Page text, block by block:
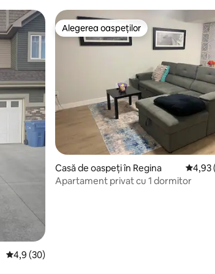
Scor mediu de 4,9 din 5, 30 recenzii
4,9 (30)
Alegerea oaspeților
Alegerea oaspeților
Casă de oaspeți în Regina Scor
4,93
Apartament privat cu 1 dormitor